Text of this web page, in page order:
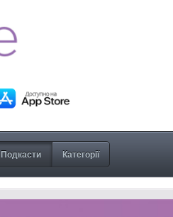
Подкасти Категорії